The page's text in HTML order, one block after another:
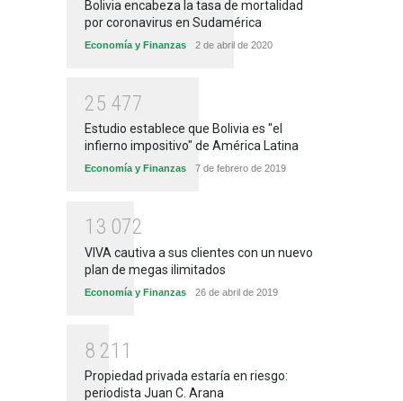
Bolivia encabeza la tasa de mortalidad
por coronavirus en Sudamérica
Economía y Finanzas 2 de abril de 2020
25 477
Estudio establece que Bolivia es "el
infierno impositivo" de América Latina
Economía y Finanzas 7 de febrero de 2019
1 3 072
VIVA cautiva a sus clientes con un nuevo
plan de megas ilimitados
Economía y Finanzas 26 de abril de 2019
8 21 1
Propiedad privada estaría en riesgo:
periodista Juan C. Arana